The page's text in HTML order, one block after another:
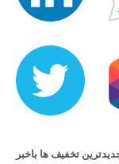
تخفیف ها باخبر